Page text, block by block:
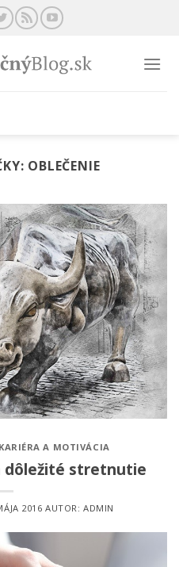
OBLEČENIE
A MOTIVÁCIA
dôležité stretnutie
2016 AUTOR: ADMIN